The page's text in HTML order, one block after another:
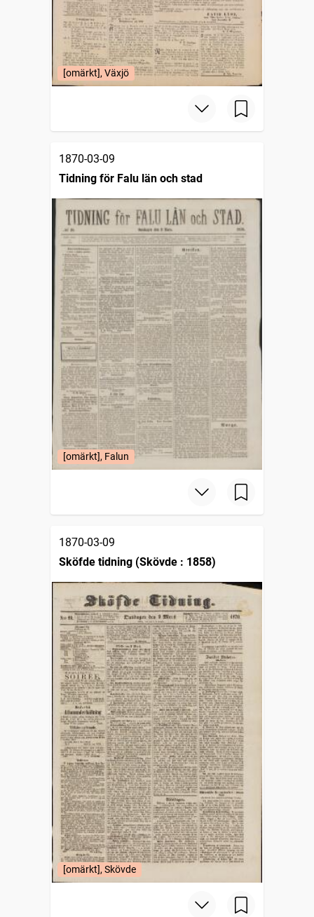
[omärkt], Växjö
1870-03-09
Tidning för Falu län och stad
[omärkt], Falun
1870-03-09
Sköfde tidning (Skövde : 1858)
[omärkt], Skövde